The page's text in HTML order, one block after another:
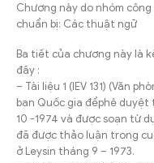
Chương này do nhóm
chuẩn bị: Các thuật ngữ
Ba tiết của chương này là
đây :
– Tài liệu 1 (IEV 131) (Văn
ban Quốc gia đểphê
10 -1974 và được soạn từ
đã được thảo luận trong
ở Leysin tháng 9 – 1973.